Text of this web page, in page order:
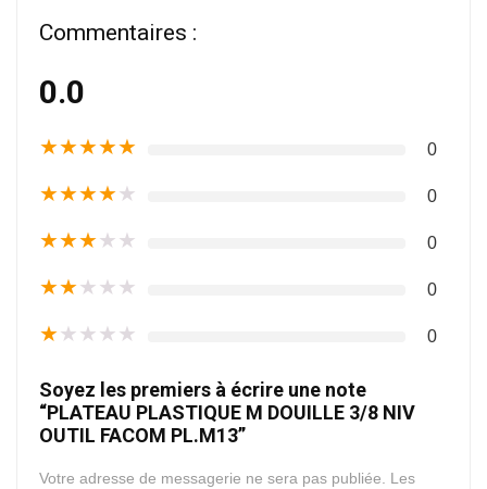
Commentaires :
0.0
★★★★★ 0
★★★★★ 0
★★★★★ 0
★★★★★ 0
★★★★★ 0
Soyez les premiers à écrire une note
“PLATEAU PLASTIQUE M DOUILLE 3/8 NIV
OUTIL FACOM PL.M13”
Votre adresse de messagerie ne sera pas publiée. Les